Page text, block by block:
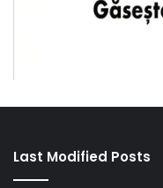
Last Modified Posts